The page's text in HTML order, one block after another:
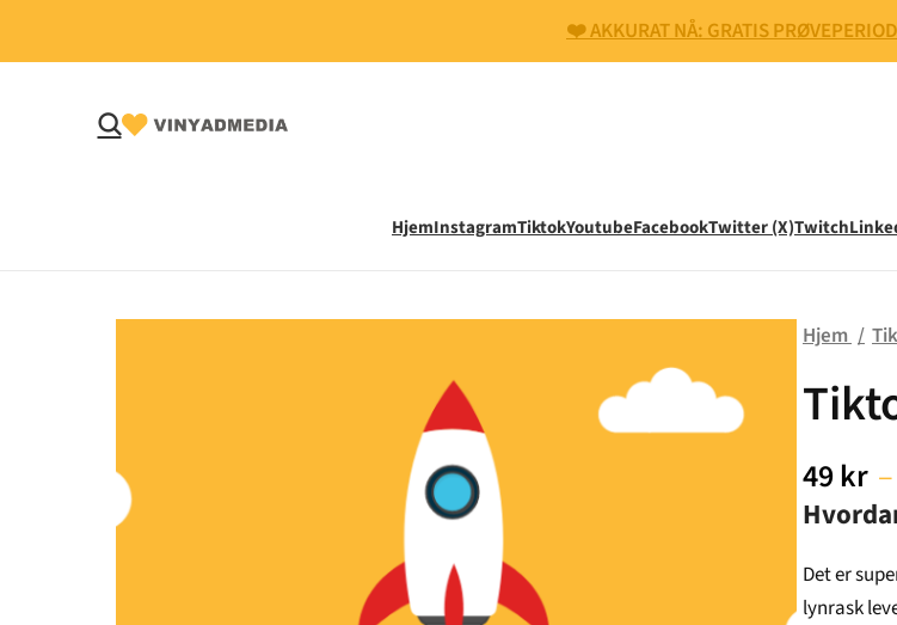
❤️ AKKURAT NÅ: GRATIS
HjemInstagramTiktokYoutubeFacebookTwitter (X)Twitch
Hjem
49kr –
Det er
lynrask